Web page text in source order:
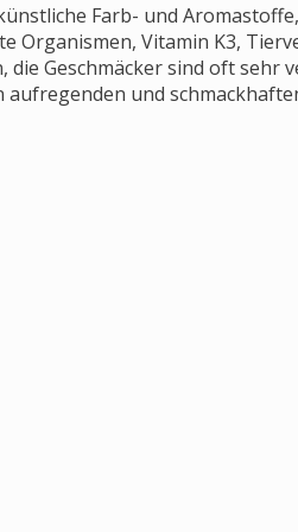
Farb- und
Organismen, Vitamin K3,
Geschmäcker sind oft sehr
aufregenden und